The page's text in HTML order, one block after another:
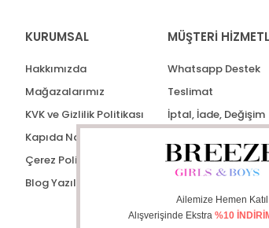
KURUMSAL
Hakkımızda
Mağazalarımız
KVK ve Gizlilik Politikası
Kapıda Nakit Ödeme
Çerez Politikası
Blog Yazıları
MÜŞTERİ
Whatsapp Destek
Teslimat
İptal, İade, Değişim